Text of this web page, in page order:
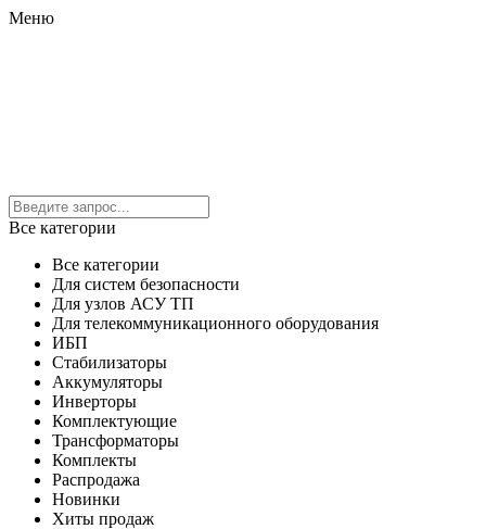
Меню
Все категории
Все категории
Для систем безопасности
Для узлов АСУ ТП
Для телекоммуникационного оборудования
ИБП
Стабилизаторы
Аккумуляторы
Инверторы
Комплектующие
Трансформаторы
Комплекты
Распродажа
Новинки
Хиты продаж